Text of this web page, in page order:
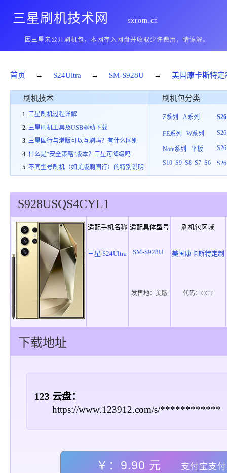
三星刷机技术网 sxrom.cn
因三星未公开刷机包，本网存入网盘并收取少许费用，请谅解。
首页 → S24Ultra → SM-S928U → 美国康卡斯特定
刷机技术
三星刷机过程详解
三星刷机工具及USB驱动下载
三星国行与港版可以互刷吗？有什么区别
什么是“安全策略”版本？三星可降级吗
不同型号刷机（如美版刷国行）的特别说明
刷机包分类
Z系列 A系列
FE系列 W系列
Note系列
平板
S10 S9 S8 S7 S6
S26
S928USQS4CYL1
适配手机名称 适配具体型号 刷机包区域
三星 S24Ultra SM-S928U 美国康卡斯特定制
发售地： 美版 代码：CCT
下载地址
123 云盘：
https://www.123912.com/s/************
￥：9.90 元 支付宝支付